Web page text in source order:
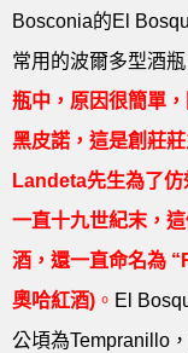
Bosconia的El
常用的波爾多型酒瓶
瓶中，原因很簡單
黑皮諾，這是創莊莊
Landeta先生為了仿
一直十九世紀末，
酒，還一直命名為
奧哈紅酒) 。 El
公頃為Tempranillo